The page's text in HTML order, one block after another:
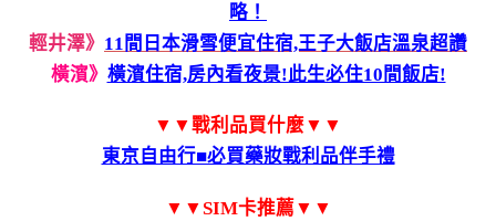
略！
輕井澤》 11間日本滑雪便宜住宿,王子大飯店溫泉超讚
橫濱》 橫濱住宿,房內看夜景!此生必住10間飯店!
▼▼戰利品買什麼▼▼
東京自由行■必買藥妝戰利品伴手禮
▼▼SIM卡推薦▼▼